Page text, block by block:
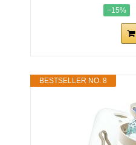
−15%
BESTSELLER NO. 8